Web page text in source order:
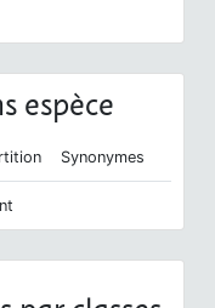
espèce
Synonymes